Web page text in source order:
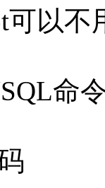
以不
命令